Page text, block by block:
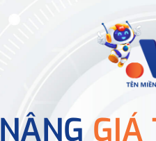
NÂNG GIÁ